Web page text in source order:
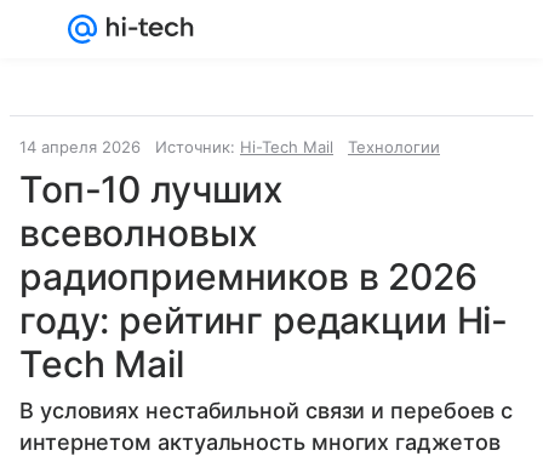
14 апреля 2026 Источник: Hi-Tech Mail Технологии
Топ-10 лучших
всеволновых
радиоприемников в 2026
году: рейтинг редакции Hi-
Tech Mail
В условиях нестабильной связи и перебоев с
интернетом актуальность многих гаджетов